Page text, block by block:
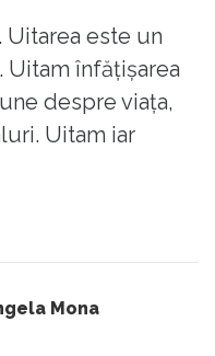
Uitarea este un
Uitam înfățișarea
despre viața,
Uitam iar
pe parcurs.
Cheltuielile
se
Prieteniile la
Mona